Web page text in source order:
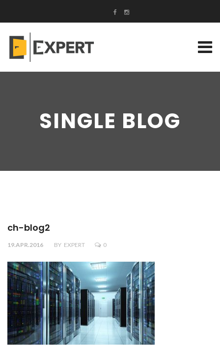
SINGLE BLOG
ch-blog2
19.APR.2016 BY EXPERT 0